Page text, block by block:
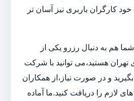
کارگران باربری نیز آسان تر
هم به دنبال رزرو یکی از
هستید،می توانید با شرکت
و در صورت نیاز،از همکاران
لازم را دریافت کنید.ما آماده